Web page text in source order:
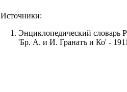
Источники:
Энциклопедический словарь
'Бр. А. и И. Гранатъ и Ко' -